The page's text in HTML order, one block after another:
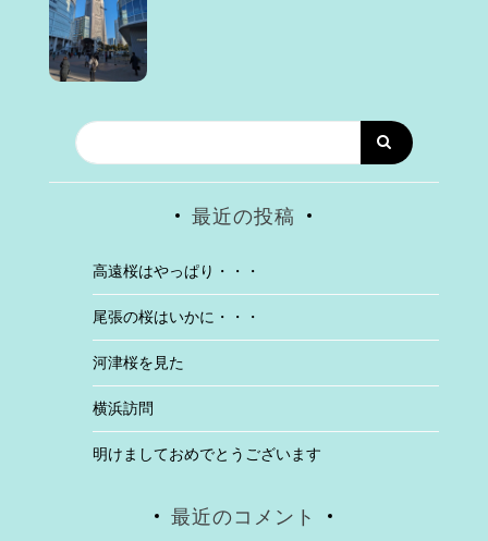
最近の投稿
高遠桜はやっぱり・・・
尾張の桜はいかに・・・
河津桜を見た
横浜訪問
明けましておめでとうございます
最近のコメント